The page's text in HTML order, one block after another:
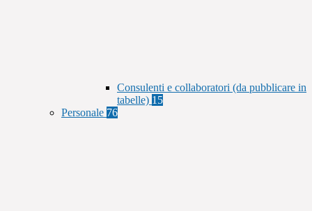
Consulenti e collaboratori (da pubblicare in
tabelle) 15
Personale 76